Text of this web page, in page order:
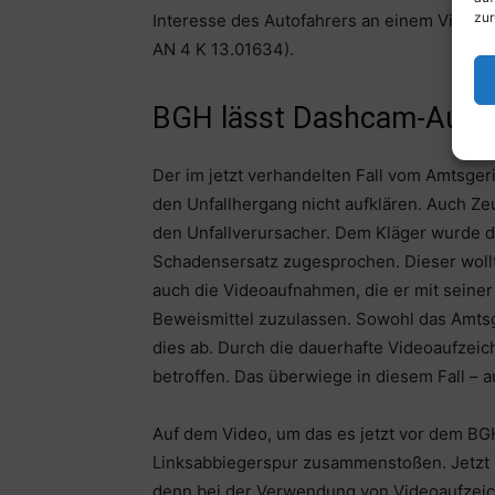
Interesse des Autofahrers an einem
AN 4 K 13.01634).
BGH lässt Dashcam-
Der im jetzt verhandelten Fall vom
den Unfallhergang nicht aufklären. Auch
den Unfallverursacher. Dem Kläger wurde
Schadensersatz zugesprochen. Dieser
auch die Videoaufnahmen, die er mit
Beweismittel zuzulassen. Sowohl das
dies ab. Durch die dauerhafte
betroffen. Das überwiege in diesem Fall –
Auf dem Video, um das es jetzt vor dem
Linksabbiegerspur zusammenstoßen.